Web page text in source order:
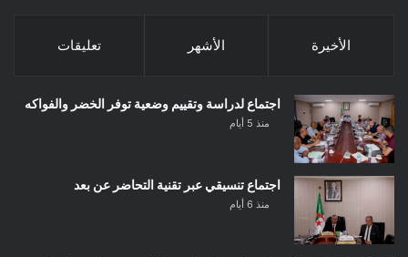
الأخيرة الأشهر تعليقات
اجتماع لدراسة وتقييم وضعية توفر الخضر والفواكه
منذ 5 أيام
اجتماع تنسيقي عبر تقنية التحاضر عن بعد
منذ 6 أيام